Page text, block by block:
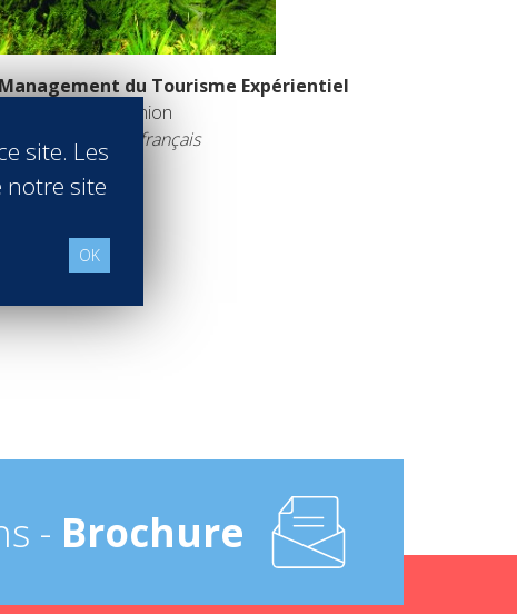
du Tourisme Expérientiel
Vatel Île de la Réunion
Enseignement en français
savoir +
- Brochure
site. Les
notre site
OK